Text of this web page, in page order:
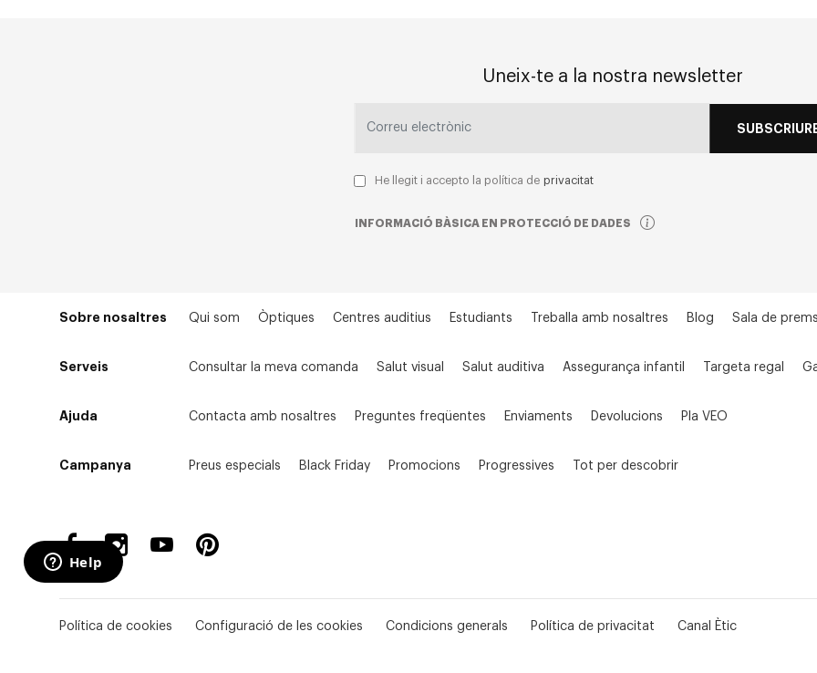
Uneix-te a la nostra newsletter
He llegit i accepto la política de privacitat
INFORMACIÓ BÀSICA EN PROTECCIÓ DE DADES
Sobre nosaltres Qui som Òptiques Centres auditius Estudiants Treballa amb nosaltres Blog Sala de
Serveis Consultar la meva comanda Salut visual Salut auditiva Assegurança infantil Targeta regal
Ajuda Contacta amb nosaltres Preguntes freqüentes Enviaments Devolucions Pla VEO
Campanya Preus especials Black Friday Promocions Progressives Tot per descobrir
Política de cookies Configuració de les cookies Condicions generals Política de privacitat Canal Ètic